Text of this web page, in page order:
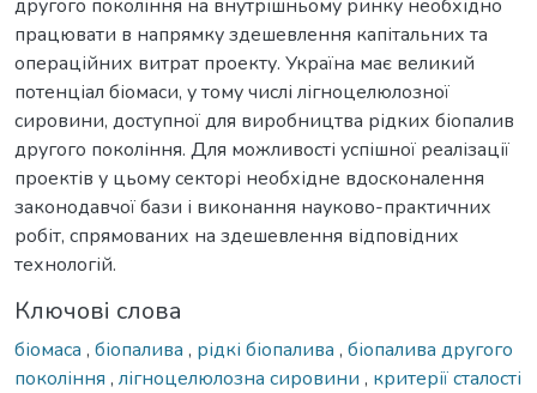
другого покоління на внутрішньому ринку необхідно
працювати в напрямку здешевлення капітальних та
операційних витрат проекту. Україна має великий
потенціал біомаси, у тому числі лігноцелюлозної
сировини, доступної для виробництва рідких біопалив
другого покоління. Для можливості успішної реалізації
проектів у цьому секторі необхідне вдосконалення
законодавчої бази і виконання науково-практичних
робіт, спрямованих на здешевлення відповідних
технологій.
Ключові слова
біомаса , біопалива , рідкі біопалива , біопалива другого
покоління , лігноцелюлозна сировини , критерії сталості